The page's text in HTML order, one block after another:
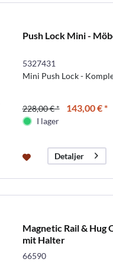
Push Lock Mini -
5327431
Mini Push Lock -
228,00 € * 143,00 € *
I lager
Detaljer
Magnetic Rail & Hug
mit Halter
66590